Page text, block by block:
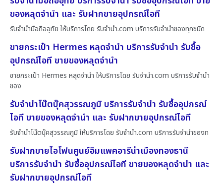
ของหลุดจำนำ และ รับฝากขายอุปกรณ์ไอที
รับจำนำมือถืออุทัย ให้บริการโดย รับจํานํา.com บริการรับจำนำของทุกชนิด
ขายกระเป๋า Hermes หลุดจำนำ บริการรับจำนำ รับซื้อ
อุปกรณ์ไอที ขายของหลุดจำนำ
ขายกระเป๋า Hermes หลุดจำนำ ให้บริการโดย รับจํานํา.com บริการรับจำนำ
ของ
รับจำนำโน๊ตบุ๊คสุวรรณภูมิ บริการรับจำนำ รับซื้ออุปกรณ์
ไอที ขายของหลุดจำนำ และ รับฝากขายอุปกรณ์ไอที
รับจำนำโน๊ตบุ๊คสุวรรณภูมิ ให้บริการโดย รับจํานํา.com บริการรับจำนำของท
รับฝากขายไอโฟนศูนย์อิมแพคอารีน่าเมืองทองธานี
บริการรับจำนำ รับซื้ออุปกรณ์ไอที ขายของหลุดจำนำ และ
รับฝากขายอุปกรณ์ไอที